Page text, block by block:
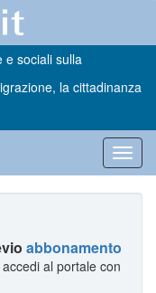
e sociali sulla
la cittadinanza
abbonamento
al portale con